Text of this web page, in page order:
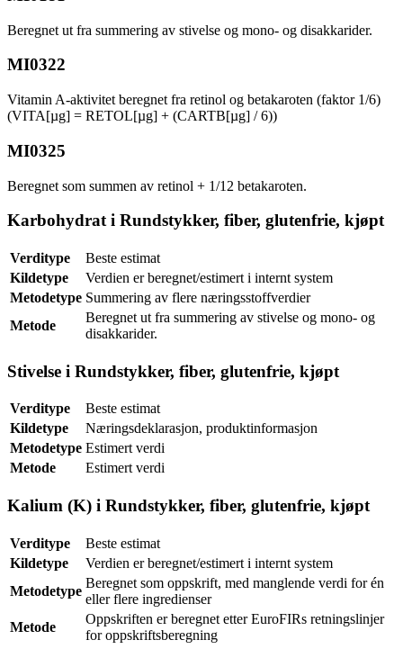
Beregnet ut fra summering av stivelse og mono- og disakkarider.
MI0322
Vitamin A-aktivitet beregnet fra retinol og betakaroten (faktor 1/6)
(VITA[µg] = RETOL[µg] + (CARTB[µg] / 6))
MI0325
Beregnet som summen av retinol + 1/12 betakaroten.
Karbohydrat i Rundstykker, fiber, glutenfrie, kjøpt
Verditype
Beste estimat
Kildetype
Verdien er beregnet/estimert i internt system
Metodetype Summering av flere næringsstoffverdier
Metode
Beregnet ut fra summering av stivelse og mono- og
disakkarider.
Stivelse i Rundstykker, fiber, glutenfrie, kjøpt
Verditype
Beste estimat
Kildetype
Næringsdeklarasjon, produktinformasjon
Metodetype Estimert verdi
Metode
Estimert verdi
Kalium (K) i Rundstykker, fiber, glutenfrie, kjøpt
Verditype
Beste estimat
Kildetype
Verdien er beregnet/estimert i internt system
Metodetype
Beregnet som oppskrift, med manglende verdi for én
eller flere ingredienser
Metode
Oppskriften er beregnet etter EuroFIRs retningslinjer
for oppskriftsberegning